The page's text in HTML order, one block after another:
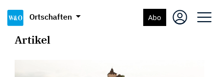
Ortschaften Abo
Artikel